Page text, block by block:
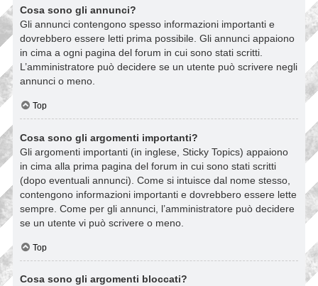
Cosa sono gli annunci?
Gli annunci contengono spesso informazioni importanti e
dovrebbero essere letti prima possibile. Gli annunci appaiono
in cima a ogni pagina del forum in cui sono stati scritti.
L’amministratore può decidere se un utente può scrivere negli
annunci o meno.
Top
Cosa sono gli argomenti importanti?
Gli argomenti importanti (in inglese, Sticky Topics) appaiono
in cima alla prima pagina del forum in cui sono stati scritti
(dopo eventuali annunci). Come si intuisce dal nome stesso,
contengono informazioni importanti e dovrebbero essere lette
sempre. Come per gli annunci, l’amministratore può decidere
se un utente vi può scrivere o meno.
Top
Cosa sono gli argomenti bloccati?